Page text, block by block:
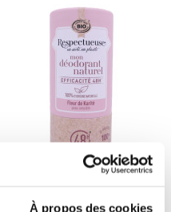
À propos des cookies
RESPECTUEUSE
DÉODORANT NATUREL FLEUR DE